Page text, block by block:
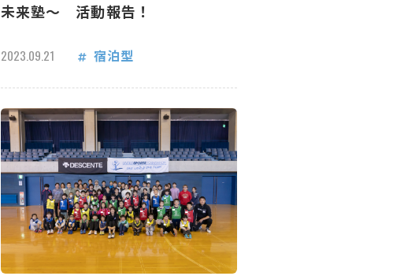
未来塾～ 活動報告！
2023.09.21 宿泊型